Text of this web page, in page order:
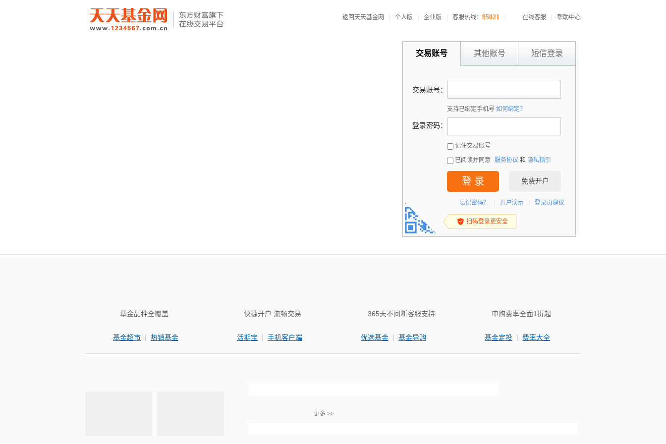
返回天天基金网 个人版 企业版 客服热线： 95021 在线客服 帮助中心
交易账号 其他账号 短信登录
交易账号：
支持已绑定手机号 如何绑定？
登录密码：
记住交易账号
已阅读并同意 服务协议 和 隐私指引
登 录 免费开户
忘记密码？ 开户演示 登录页建议
扫码登录更安全
基金品种全覆盖
基金超市 | 热销基金
快捷开户 流畅交易
活期宝 | 手机客户端
365天不间断客服支持
优选基金 | 基金导购
申购费率全面1折起
基金定投 | 费率大全
更多 >>